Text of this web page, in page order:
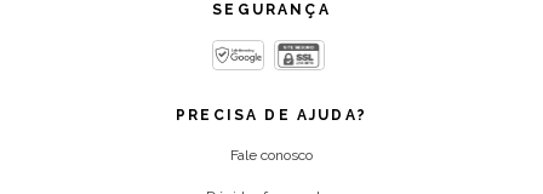
SEGURANÇA
PRECISA DE AJUDA?
Fale conosco